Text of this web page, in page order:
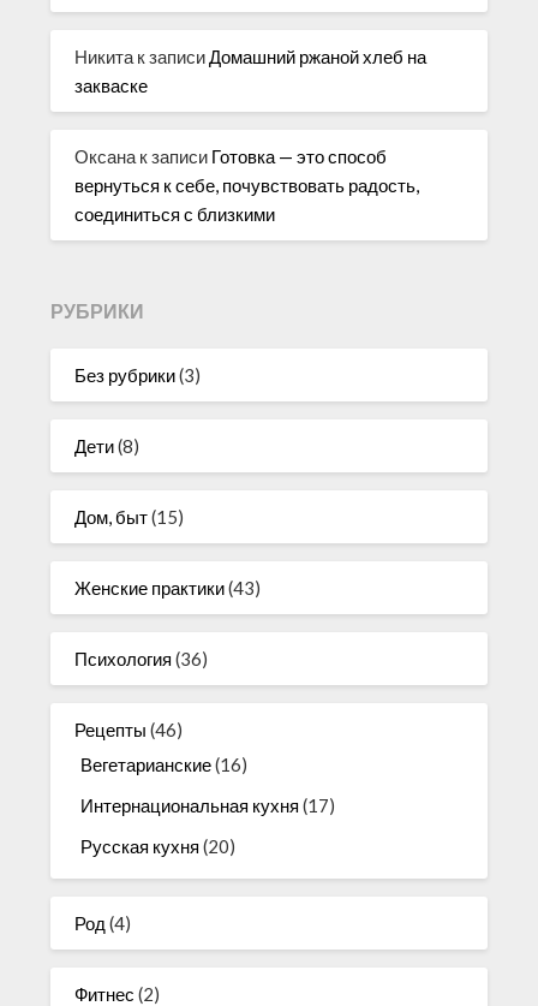
Никита к записиДомашний ржаной хлеб на
закваске
Оксана к записи Готовка — это способ
вернуться к себе, почувствовать радость,
соединиться с близкими
РУБРИКИ
Без рубрики(3)
Дети(8)
Дом, быт(15)
Женские практики(43)
Психология (36)
Рецепты (46)
Вегетарианские(16)
Интернациональная кухня (17)
Русская кухня (20)
Род (4)
Фитнес (2)